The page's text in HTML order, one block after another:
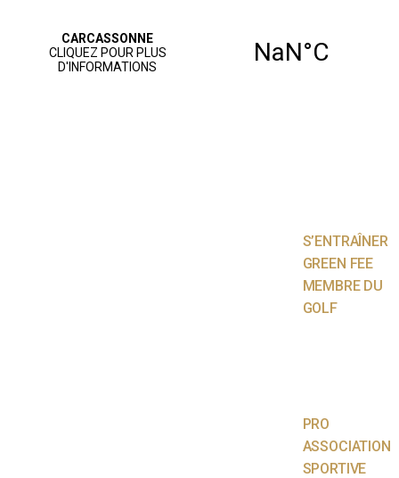
S’ENTRAÎNER
GREEN FEE
MEMBRE DU
GOLF
PRO
ASSOCIATION
SPORTIVE